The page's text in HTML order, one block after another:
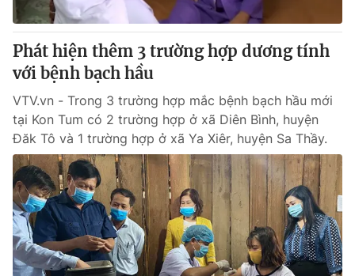
Phát hiện thêm 3 trường hợp dương tính
với bệnh bạch hầu
VTV.vn - Trong 3 trường hợp mắc bệnh bạch hầu mới
tại Kon Tum có 2 trường hợp ở xã Diên Bình, huyện
Đăk Tô và 1 trường hợp ở xã Ya Xiêr, huyện Sa Thầy.